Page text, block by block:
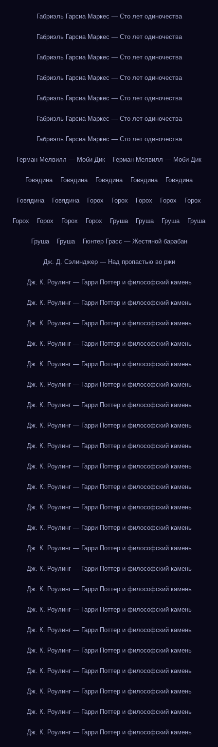
Габриэль Гарсиа Маркес — Сто лет одиночества
Габриэль Гарсиа Маркес — Сто лет одиночества
Габриэль Гарсиа Маркес — Сто лет одиночества
Габриэль Гарсиа Маркес — Сто лет одиночества
Габриэль Гарсиа Маркес — Сто лет одиночества
Габриэль Гарсиа Маркес — Сто лет одиночества
Габриэль Гарсиа Маркес — Сто лет одиночества
Герман Мелвилл — Моби Дик Герман Мелвилл — Моби Дик
Говядина Говядина Говядина Говядина Говядина
Говядина Говядина Горох Горох Горох Горох Горох
Горох Горох Горох Горох Груша Груша Груша Груша
Груша Груша Гюнтер Грасс — Жестяной барабан
Дж. Д. Сэлинджер — Над пропастью во ржи
Дж. К. Роулинг — Гарри Поттер и философский камень
Дж. К. Роулинг — Гарри Поттер и философский камень
Дж. К. Роулинг — Гарри Поттер и философский камень
Дж. К. Роулинг — Гарри Поттер и философский камень
Дж. К. Роулинг — Гарри Поттер и философский камень
Дж. К. Роулинг — Гарри Поттер и философский камень
Дж. К. Роулинг — Гарри Поттер и философский камень
Дж. К. Роулинг — Гарри Поттер и философский камень
Дж. К. Роулинг — Гарри Поттер и философский камень
Дж. К. Роулинг — Гарри Поттер и философский камень
Дж. К. Роулинг — Гарри Поттер и философский камень
Дж. К. Роулинг — Гарри Поттер и философский камень
Дж. К. Роулинг — Гарри Поттер и философский камень
Дж. К. Роулинг — Гарри Поттер и философский камень
Дж. К. Роулинг — Гарри Поттер и философский камень
Дж. К. Роулинг — Гарри Поттер и философский камень
Дж. К. Роулинг — Гарри Поттер и философский камень
Дж. К. Роулинг — Гарри Поттер и философский камень
Дж. К. Роулинг — Гарри Поттер и философский камень
Дж. К. Роулинг — Гарри Поттер и философский камень
Дж. К. Роулинг — Гарри Поттер и философский камень
Дж. К. Роулинг — Гарри Поттер и философский камень
Дж. К. Роулинг — Гарри Поттер и философский камень